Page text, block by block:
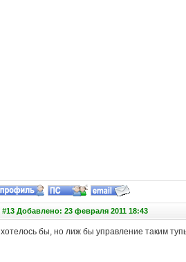
#13 Добавлено: 23 февраля 2011 18:43
хотелось бы, но лиж бы управление таким